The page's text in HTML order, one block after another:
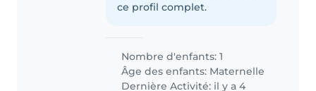
ce profil complet.
Nombre d'enfants: 1
Âge des enfants: Maternelle
Dernière Activité: il y a 4